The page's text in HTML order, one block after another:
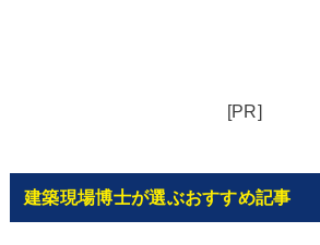
[PR]
建築現場博士が選ぶおすすめ記事